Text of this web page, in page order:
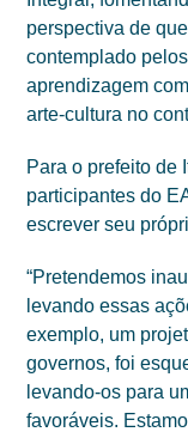
perspectiva de
contemplado
aprendizagem
arte-cultura no
Para o prefeito de
participantes do
escrever seu
“Pretendemos
levando essas
exemplo, um
governos, foi
levando-os para
favoráveis.